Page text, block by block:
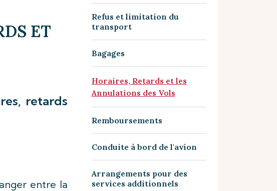
ET
retards
entre la
Refus et limitation du
transport
Bagages
Horaires, Retards et les
Annulations des Vols
Remboursements
Conduite à bord de l'avion
Arrangements pour des
services additionnels